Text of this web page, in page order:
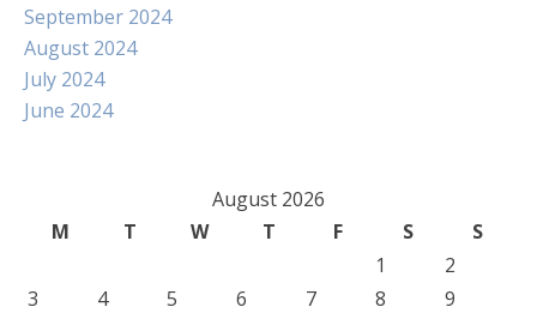
September 2024
August 2024
July 2024
June 2024
August 2026
M
T W T F S
S
1
2
3
4 5 6 7 8
9